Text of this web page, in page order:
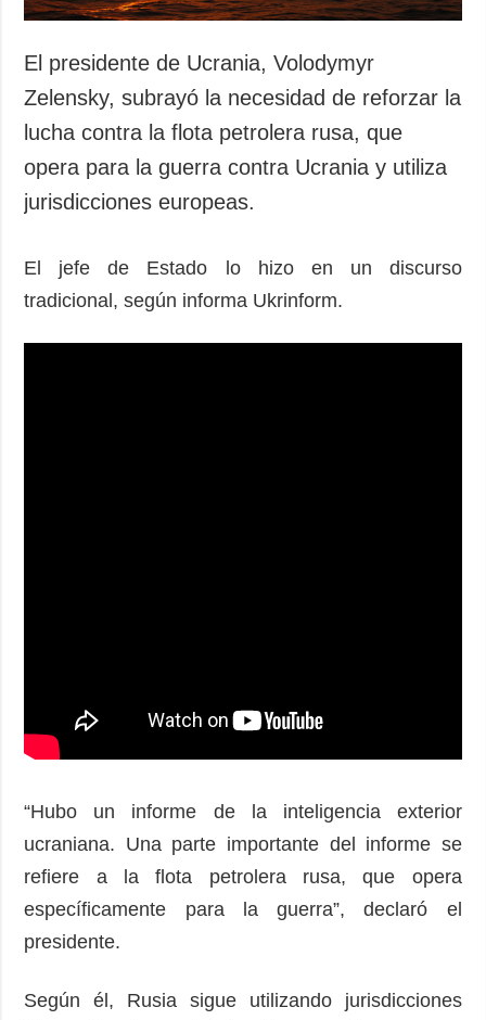
El presidente de Ucrania, Volodymyr
Zelensky, subrayó la necesidad de reforzar la
lucha contra la flota petrolera rusa, que
opera para la guerra contra Ucrania y utiliza
jurisdicciones europeas.
El jefe de Estado lo hizo en un discurso
tradicional, según informa Ukrinform.
“Hubo un informe de la inteligencia exterior
ucraniana. Una parte importante del informe se
refiere a la flota petrolera rusa, que opera
específicamente para la guerra”, declaró el
presidente.
Según él, Rusia sigue utilizando jurisdicciones